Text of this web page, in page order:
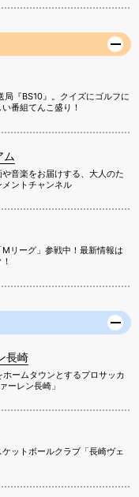
局『BS10』。クイズにゴルフに
番組てんこ盛り！
ム
音楽をお届けする、大人のた
ントチャンネル
リーグ」参戦中！最新情報は
長崎
ームタウンとするプロサッカ
ーレン長崎」
ットボールクラブ「長崎ヴェ